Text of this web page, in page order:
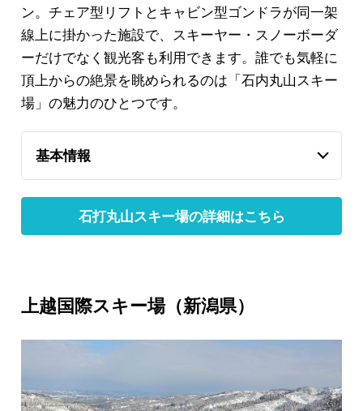
ン。チェア型リフトとキャビン型ゴンドラが同一架
線上に掛かった施設で、スキーヤー・スノーボーダ
ーだけでなく観光客も利用できます。誰でも気軽に
頂上からの絶景を眺められるのは「石内丸山スキー
場」の魅力のひとつです。
基本情報
石打丸山スキー場の詳細はこちら
上越国際スキー場（新潟県）